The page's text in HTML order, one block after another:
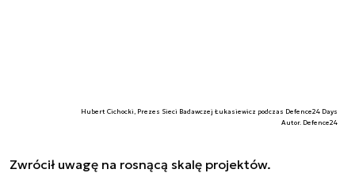
Hubert Cichocki, Prezes Sieci Badawczej Łukasiewicz podczas Defence24 Days
Autor. Defence24
Zwrócił uwagę na rosnącą skalę projektów.